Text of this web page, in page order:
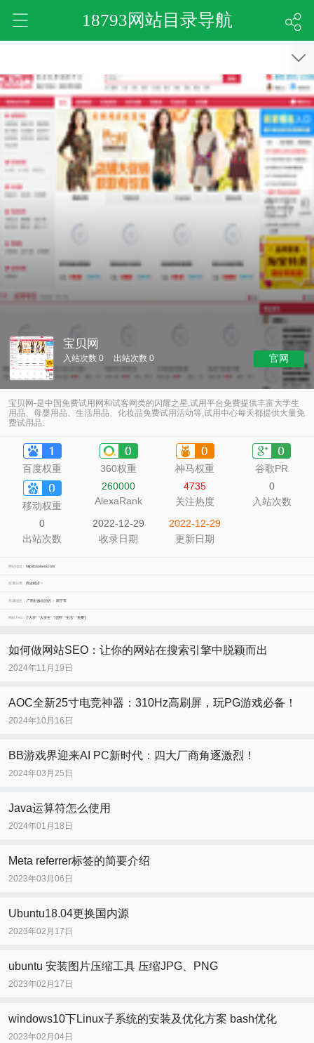
18793网站目录导航
宝贝网
入站次数 0 出站次数 0 官网
宝贝网-是中国免费试用网和试客网类的闪耀之星,试用平台免费提供丰富大学生
用品、母婴用品、生活用品、化妆品免费试用活动等,试用中心每天都提供大量免
费试用品.
百度权重 360权重 神马权重 谷歌PR
移动权重
260000
AlexaRank
4735
关注热度
0
入站次数
0
出站次数
2022-12-29
收录日期
2022-12-29
更新日期
网站地址： http://baobeio.com
所属分类： 商业经济>
所属地区： 广西壮族自治区> 南宁市
网站TAG： ["大学" "大学生" "活用" "生活" "免费"]
如何做网站SEO：让你的网站在搜索引擎中脱颖而出
2024年11月19日
AOC全新25寸电竞神器：310Hz高刷屏，玩PG游戏必备！
2024年10月16日
BB游戏界迎来AI PC新时代：四大厂商角逐激烈！
2024年03月25日
Java运算符怎么使用
2024年01月18日
Meta referrer标签的简要介绍
2023年03月06日
Ubuntu18.04更换国内源
2023年02月17日
ubuntu 安装图片压缩工具 压缩JPG、PNG
2023年02月17日
windows10下Linux子系统的安装及优化方案 bash优化
2023年02月04日